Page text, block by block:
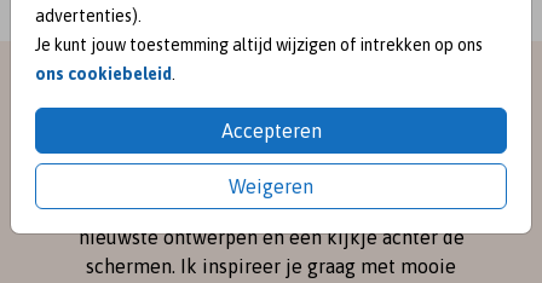
advertenties).
Je kunt jouw toestemming altijd wijzigen of intrekken op ons
ons cookiebeleid
Accepteren
Weigeren
meet me on
SOCIAL MEDIA
Volg me online viaInstagramenPinterestvoor de
nieuwste ontwerpen en een kijkje achter de
schermen. Ik inspireer je graag met mooie